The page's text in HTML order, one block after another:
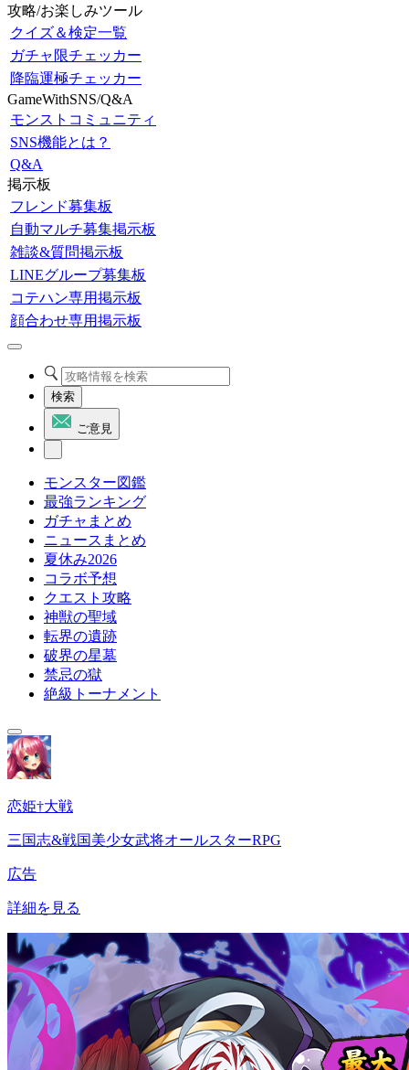
攻略/お楽しみツール
クイズ＆検定一覧
ガチャ限チェッカー
降臨運極チェッカー
GameWithSNS/Q&A
モンストコミュニティ
SNS機能とは？
Q&A
掲示板
フレンド募集板
自動マルチ募集掲示板
雑談&質問掲示板
LINEグループ募集板
コテハン専用掲示板
顔合わせ専用掲示板
検索
ご意見
モンスター図鑑
最強ランキング
ガチャまとめ
ニュースまとめ
夏休み2026
コラボ予想
クエスト攻略
神獣の聖域
転界の遺跡
破界の星墓
禁忌の獄
絶級トーナメント
恋姫†大戦
三国志&戦国美少女武将オールスターRPG
広告
詳細を見る